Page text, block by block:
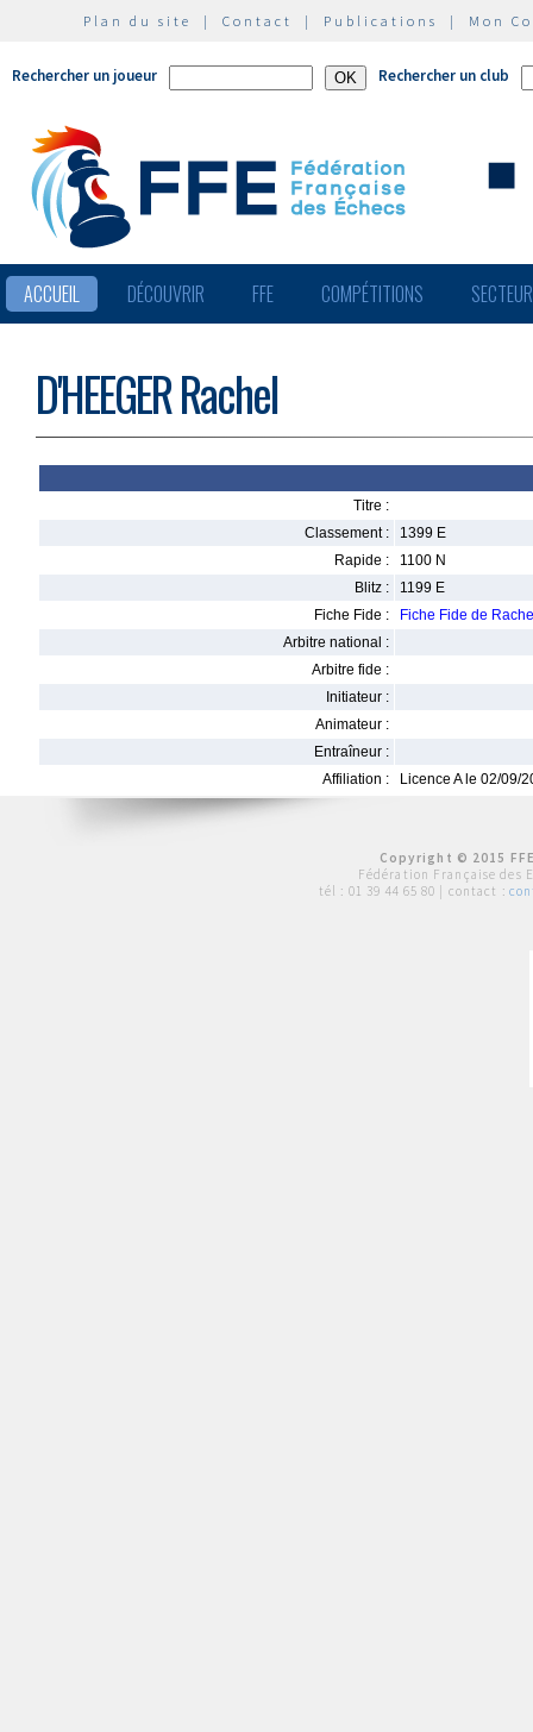
Plan du site | Contact | Publications | Mon
Rechercher un joueur Rechercher un club
ACCUEIL DÉCOUVRIR FFE COMPÉTITIONS
D'HEEGER Rachel
Titre :
Classement :
1399 E
Rapide :
1100 N
Blitz :
1199 E
Fiche Fide :
Fiche Fide de
Arbitre national :
Arbitre fide :
Initiateur :
Animateur :
Entraîneur :
Affiliation :
Licence A le 02/09/
Copyright © 2015
Fédération Française des
tél : 01 39 44 65 80 | contact :